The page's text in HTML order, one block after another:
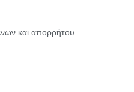
και απορρήτου